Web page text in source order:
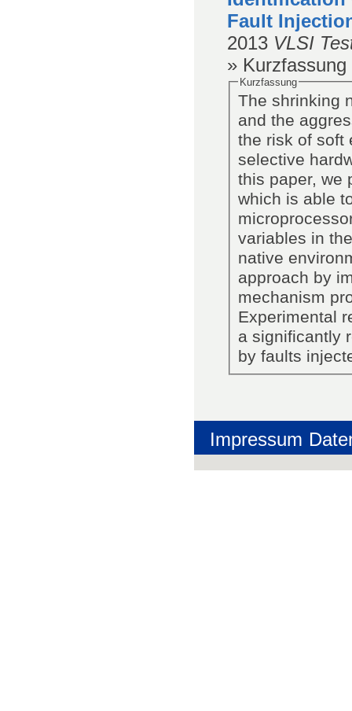
Fault
2013 VLSI
» Kurzfassung
Kurzfassung
The shrinking
and the
the risk of soft
selective
this paper, we
which is able
variables in
native
approach by
mechanism
Experimental
a significantly
by faults
Impressum